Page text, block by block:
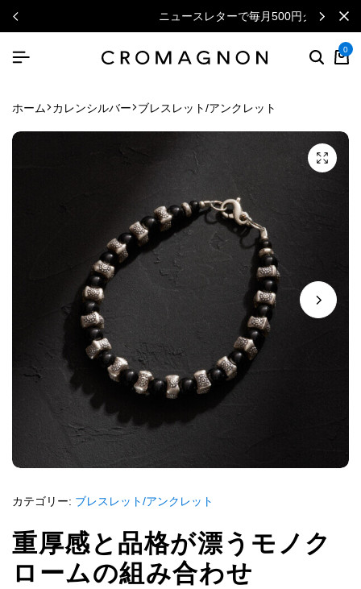
ニュースレターで毎月500円クーポン
0
ホーム カレンシルバー ブレスレット/アンクレット
カテゴリー: ブレスレット/アンクレット
重厚感と品格が漂うモノク
ロームの組み合わせ